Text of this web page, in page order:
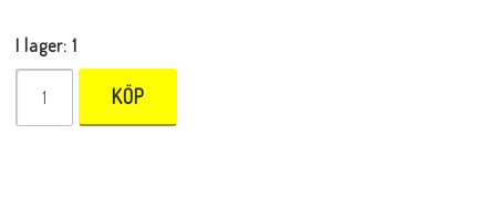
I lager: 1
KÖP